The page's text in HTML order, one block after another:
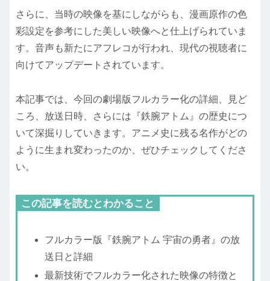
さらに、当時の映像を基にしながらも、漫画原作の色
彩設定を参考にした美しい映像へと仕上げられていま
す。音声も新たにアフレコが行われ、現代の視聴者に
向けてアップデートされています。
本記事では、今回の劇場版フルカラー化の詳細、見ど
ころ、放送日時、さらには『鉄腕アトム』の歴史につ
いて深掘りしていきます。アニメ史に残る名作がどの
ように生まれ変わったのか、ぜひチェックしてくださ
い。
この記事を読むとわかること
フルカラー版『鉄腕アトム 宇宙の勇者』の放
送日と詳細
最新技術でフルカラー化された映像の特徴と